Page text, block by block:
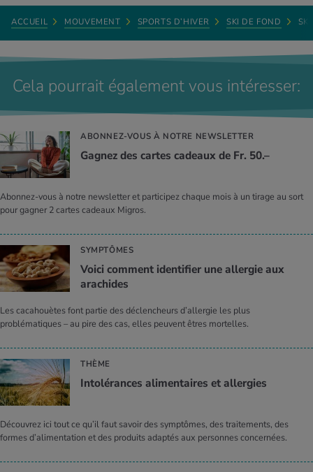
ACCUEIL MOUVEMENT SPORTS D’HIVER SKI DE FOND
Cela pourrait également vous intéresser:
ABONNEZ-VOUS À NOTRE NEWSLETTER
Gagnez des cartes cadeaux de Fr. 50.–
Abonnez-vous à notre newsletter et participez chaque mois à un tirage au sort
pour gagner 2 cartes cadeaux Migros.
SYMPTÔMES
Voici comment identifier une allergie aux
arachides
Les cacahouètes font partie des déclencheurs d’allergie les plus
problématiques – au pire des cas, elles peuvent êtres mortelles.
THÈME
Intolérances alimentaires et allergies
Découvrez ici tout ce qu’il faut savoir des symptômes, des traitements, des
formes d’alimentation et des produits adaptés aux personnes concernées.